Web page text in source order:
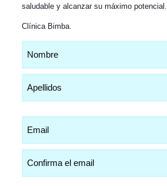
saludable y alcanzar su máximo potencial.
Clínica Bimba.
(Obligatorio)
(Obligatorio)